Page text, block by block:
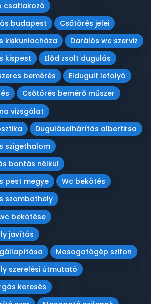
csatlakozó
budapest
Csőtörés jelei
kiskunlacháza
Darálós wc szerviz
kispest
Előd zsolt dugulás
bemérés
Eldugult lefolyó
Csőtörés bemérő műszer
vizsgálat
Duguláselhárítás albertirsa
szigethalom
bontás nélkül
pest megye
Wc bekötés
szombathely
bekötése
javítás
Mosogatógép szifon
szerelési útmutató
keresés